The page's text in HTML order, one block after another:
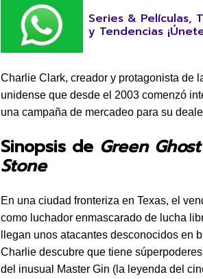
Series & Películas,
y Tendencias
Charlie Clark, creador y protagonista de
unidense que desde el 2003 comenzó
una campaña de mercadeo para su
Sinopsis de Green
Stone
En una ciudad fronteriza en Texas, el
como luchador enmascarado de lucha
llegan unos atacantes desconocidos en
Charlie descubre que tiene
del inusual Master Gin (la leyenda del